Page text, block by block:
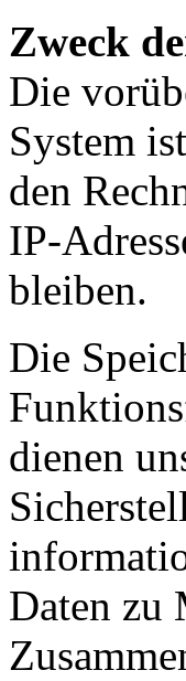
Zweck
Die
System
den
IP-
bleiben.
Die
dienen
Daten zu